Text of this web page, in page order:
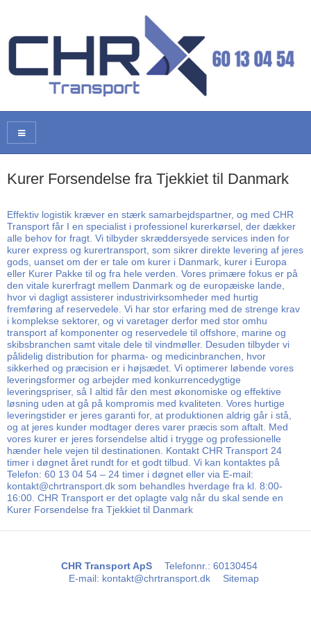
Kurer Forsendelse fra Tjekkiet til Danmark
Effektiv logistik kræver en stærk samarbejdspartner, og med CHR
Transport får I en specialist i professionel kurerkørsel, der dækker
alle behov for fragt. Vi tilbyder skræddersyede services inden for
kurer express og kurertransport, som sikrer direkte levering af jeres
gods, uanset om der er tale om kurer i Danmark, kurer i Europa
eller Kurer Pakke til og fra hele verden. Vores primære fokus er på
den vitale kurerfragt mellem Danmark og de europæiske lande,
hvor vi dagligt assisterer industrivirksomheder med hurtig
fremføring af reservedele. Vi har stor erfaring med de strenge krav
i komplekse sektorer, og vi varetager derfor med stor omhu
transport af komponenter og reservedele til offshore, marine og
skibsbranchen samt vitale dele til vindmøller. Desuden tilbyder vi
pålidelig distribution for pharma- og medicinbranchen, hvor
sikkerhed og præcision er i højsædet. Vi optimerer løbende vores
leveringsformer og arbejder med konkurrencedygtige
leveringspriser, så I altid får den mest økonomiske og effektive
løsning uden at gå på kompromis med kvaliteten. Vores hurtige
leveringstider er jeres garanti for, at produktionen aldrig går i stå,
og at jeres kunder modtager deres varer præcis som aftalt. Med
vores kurer er jeres forsendelse altid i trygge og professionelle
hænder hele vejen til destinationen. Kontakt CHR Transport 24
timer i døgnet året rundt for et godt tilbud. Vi kan kontaktes på
Telefon: 60 13 04 54 – 24 timer i døgnet eller via E-mail:
kontakt@chrtransport.dk som behandles hverdage fra kl. 8:00-
16:00. CHR Transport er det oplagte valg når du skal sende en
Kurer Forsendelse fra Tjekkiet til Danmark
CHR Transport ApS Telefonnr.: 60130454
E-mail: kontakt@chrtransport.dk Sitemap